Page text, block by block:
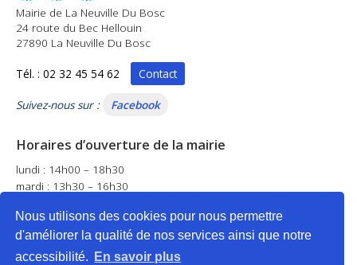
Nous utilisons des cookies pour nous permettre
d'améliorer la qualité de nos services ainsi que notre
accessibilité.
En savoir plus
Mairie de La Neuville Du Bosc
24 route du Bec Hellouin
27890 La Neuville Du Bosc
Tél. : 02 32 45 54 62 Contact
Suivez-nous sur : Facebook
Horaires d’ouverture de la mairie
lundi : 14h00 – 18h30
mardi : 13h30 – 16h30
jeudi : fermé
vendredi : 14h00 – 18h30
samedi : 9h00 – 12h00